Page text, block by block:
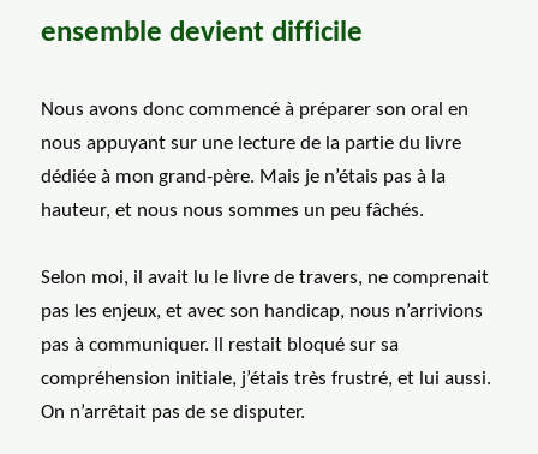
ensemble devient difficile
Nous avons donc commencé à préparer son oral en
nous appuyant sur une lecture de la partie du livre
dédiée à mon grand-père. Mais je n’étais pas à la
hauteur, et nous nous sommes un peu fâchés.
Selon moi, il avait lu le livre de travers, ne comprenait
pas les enjeux, et avec son handicap, nous n’arrivions
pas à communiquer. Il restait bloqué sur sa
compréhension initiale, j’étais très frustré, et lui aussi.
On n’arrêtait pas de se disputer.